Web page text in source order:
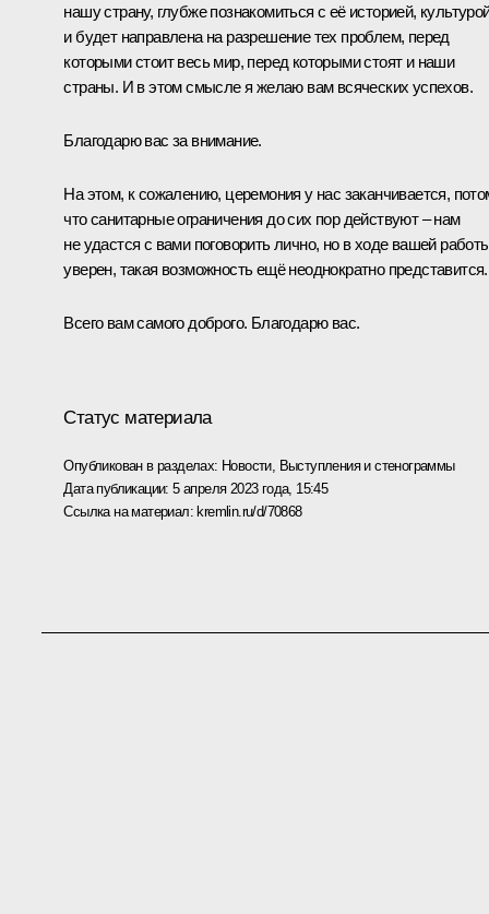
нашу страну, глубже познакомиться с её историей,
и будет направлена на разрешение тех проблем, перед
которыми стоит весь мир, перед которыми стоят и наши
страны. И в этом смысле я желаю вам всяческих успехов.
Благодарю вас за внимание.
На этом, к сожалению, церемония у нас заканчивается,
что санитарные ограничения до сих пор действуют – нам
не удастся с вами поговорить лично, но в ходе вашей
уверен, такая возможность ещё неоднократно представится.
Всего вам самого доброго. Благодарю вас.
Статус материала
Опубликован в разделах: Новости, Выступления и стенограммы
Дата публикации:5 апреля 2023 года, 15:45
Ссылка на материал: kremlin.ru/d/70868